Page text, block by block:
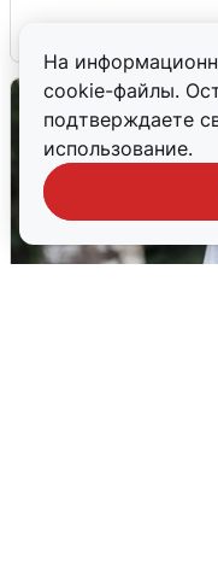
На
cookie-файлы.
подтверждаете
использование.